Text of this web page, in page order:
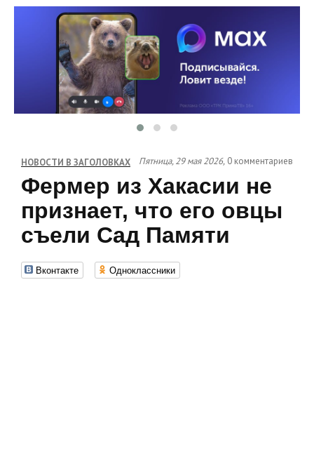
НОВОСТИ В ЗАГОЛОВКАХ Пятница, 29 мая 2026, 0 комментариев
Фермер из Хакасии не
признает, что его овцы
съели Сад Памяти
Вконтакте Одноклассники